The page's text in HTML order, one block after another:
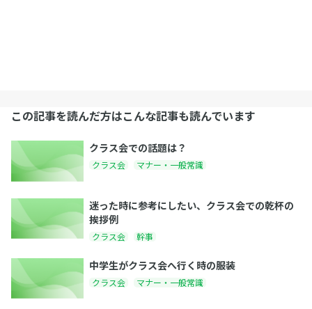
この記事を読んだ方はこんな記事も読んでいます
クラス会での話題は？
クラス会 マナー・一般常識
迷った時に参考にしたい、クラス会での乾杯の
挨拶例
クラス会 幹事
中学生がクラス会へ行く時の服装
クラス会 マナー・一般常識